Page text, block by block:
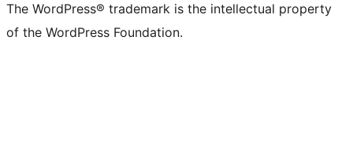
The WordPress® trademark is the intellectual property
of the WordPress Foundation.